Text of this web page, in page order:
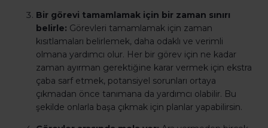
Bir görevi tamamlamak için bir zaman sınırı
belirle: Görevleri tamamlamak için zaman
kısıtlamaları belirlemek, daha odaklı ve verimli
olmana yardımcı olur. Her bir görev için ne kadar
zaman ayırman gerektiğine karar vermek için ekstra
çaba sarf etmek, potansiyel sorunları ortaya
çıkmadan önce tanımana da yardımcı olabilir. Bu
şekilde onlarla başa çıkmak için planlar yapabilirsin.